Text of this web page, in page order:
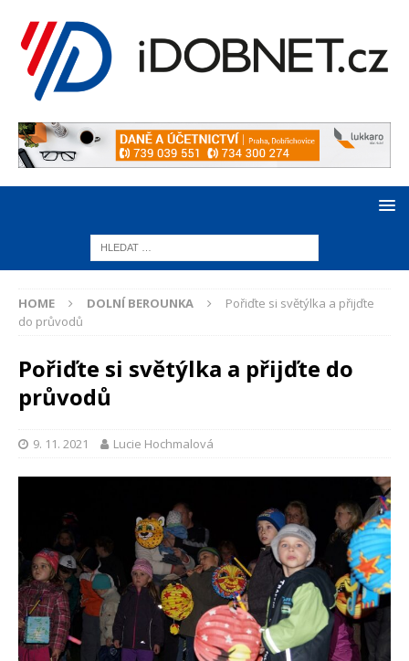
HOME DOLNÍ BEROUNKA
Pořiďte si světýlka a přijďte
do průvodů
Pořiďte si světýlka a přijďte do
průvodů
9. 11. 2021 Lucie Hochmalová